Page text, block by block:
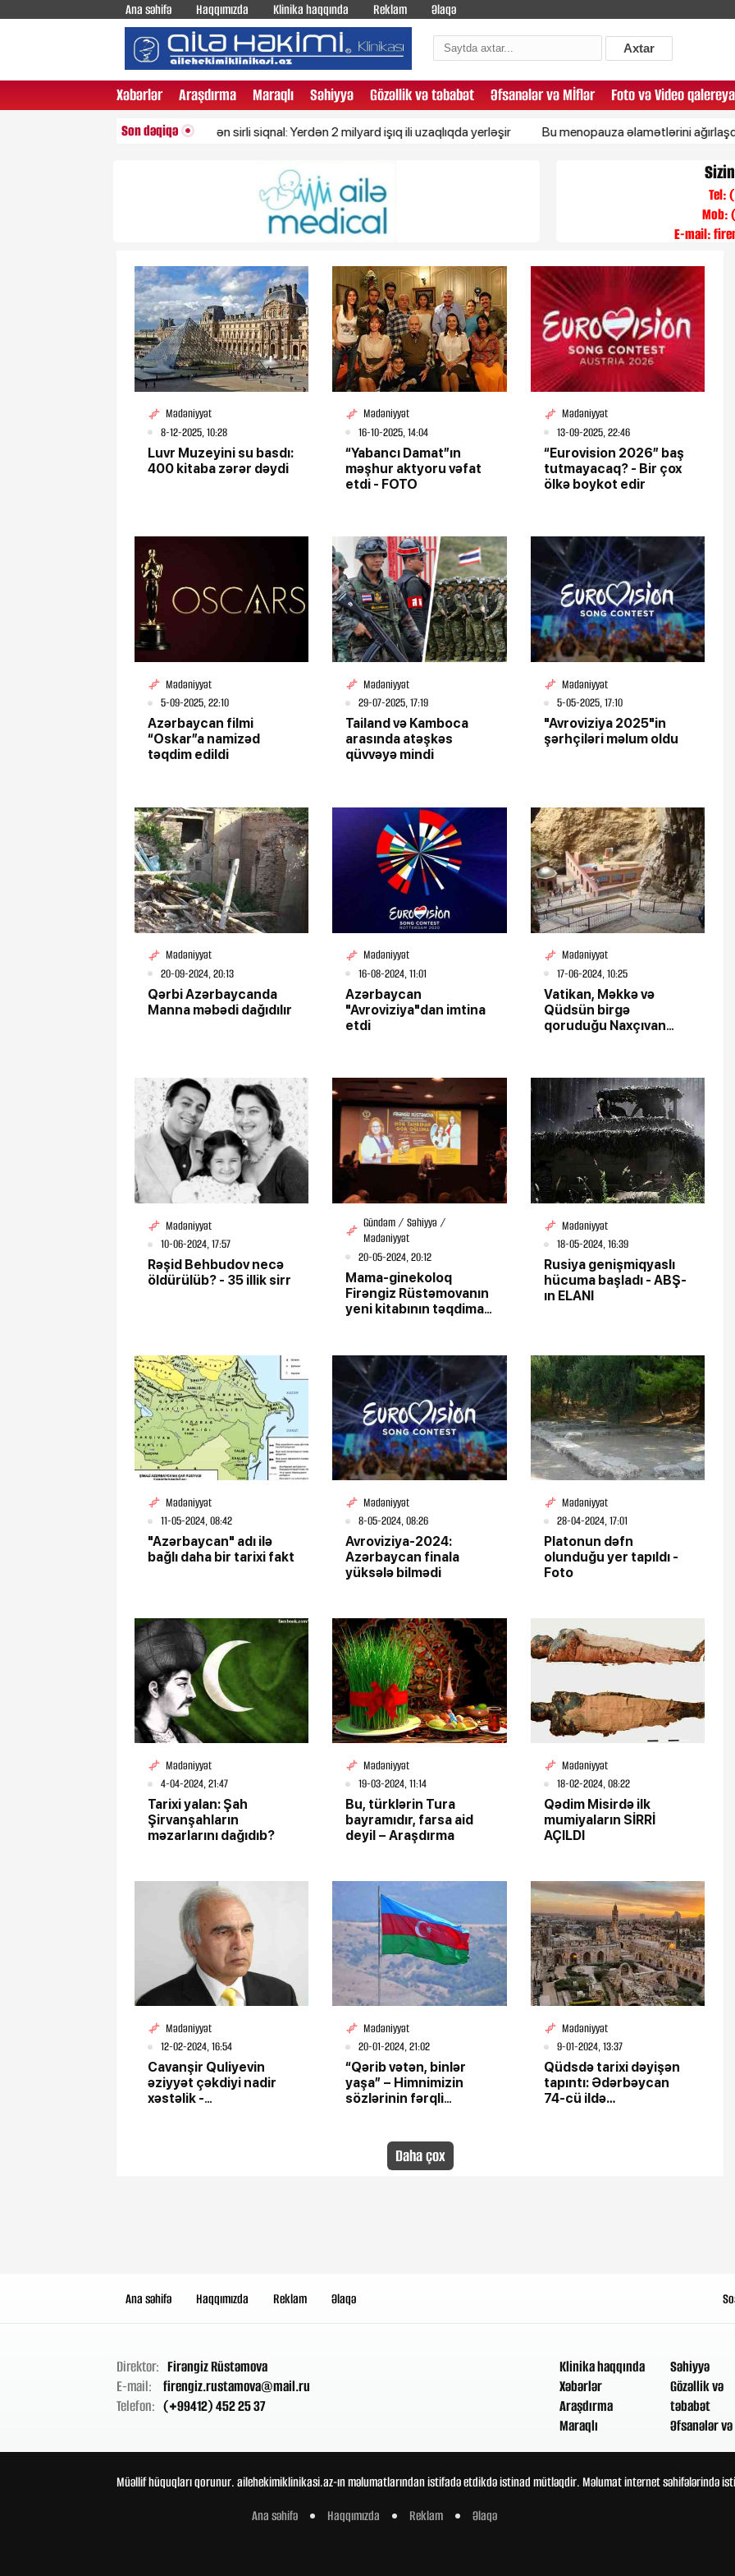
Ana səhifə Haqqımızda Klinika haqqında Reklam Əlaqə
Axtar
Xəbərlər Araşdırma Maraqlı Səhiyyə Gözəllik və təbabət Əfsanələr və Mİflər Foto və Video qalereya
Son dəqiqə
Ölü qalaktikadan gələn sirli siqnal: Yerdən 2 milyard işıq ili uzaqlıqda yerləşir Bu menopauza əlamətlərini ağırlaşdıra bilər
Tel:
Mob:
E-mail:
Mədəniyyət
8-12-2025, 10:28
Luvr Muzeyini su basdı:
400 kitaba zərər dəydi
Mədəniyyət
16-10-2025, 14:04
“Yabancı Damat”ın
məşhur aktyoru vəfat
etdi - FOTO
Mədəniyyət
13-09-2025, 22:46
“Eurovision 2026” baş
tutmayacaq? - Bir çox
ölkə boykot edir
Mədəniyyət
5-09-2025, 22:10
Azərbaycan filmi
“Oskar”a namizəd
təqdim edildi
Mədəniyyət
29-07-2025, 17:19
Tailand və Kamboca
arasında atəşkəs
qüvvəyə mindi
Mədəniyyət
5-05-2025, 17:10
"Avroviziya 2025"in
şərhçiləri məlum oldu
Mədəniyyət
20-09-2024, 20:13
Qərbi Azərbaycanda
Manna məbədi dağıdılır
Mədəniyyət
16-08-2024, 11:01
Azərbaycan
"Avroviziya"dan imtina
etdi
Mədəniyyət
17-06-2024, 10:25
Vatikan, Məkkə və
Qüdsün birgə
qoruduğu Naxçıvan
Mədəniyyət
10-06-2024, 17:57
Rəşid Behbudov necə
öldürülüb? - 35 illik sirr
Gündəm / Səhiyyə /
Mədəniyyət
20-05-2024, 20:12
Mama-ginekoloq
Firəngiz Rüstəmovanın
yeni kitabının təqdimatı
Mədəniyyət
18-05-2024, 16:39
Rusiya genişmiqyaslı
hücuma başladı - ABŞ-
ın ELANI
Mədəniyyət
11-05-2024, 08:42
"Azərbaycan" adı ilə
bağlı daha bir tarixi fakt
Mədəniyyət
8-05-2024, 08:26
Avroviziya-2024:
Azərbaycan finala
yüksələ bilmədi
Mədəniyyət
28-04-2024, 17:01
Platonun dəfn
olunduğu yer tapıldı -
Foto
Mədəniyyət
4-04-2024, 21:47
Tarixi yalan: Şah
Şirvanşahların
məzarlarını dağıdıb?
Mədəniyyət
19-03-2024, 11:14
Bu, türklərin Tura
bayramıdır, farsa aid
deyil – Araşdırma
Mədəniyyət
18-02-2024, 08:22
Qədim Misirdə ilk
mumiyaların SİRRİ
AÇILDI
Mədəniyyət
12-02-2024, 16:54
Cavanşir Quliyevin
əziyyət çəkdiyi nadir
xəstəlik -
Mədəniyyət
20-01-2024, 21:02
“Qərib vətən, binlər
yaşa” – Himnimizin
sözlərinin fərqli
Mədəniyyət
9-01-2024, 13:37
Qüdsdə tarixi dəyişən
tapıntı: Ədərbəycan
74-cü ildə…
Daha çox
İran və Ermənistan Zəngəzur
dəhlizinə alternativ yarada
Ölü qalaktikadan gələn sirli
siqnal: Yerdən 2 milyard işıq ili
Ana səhifə Haqqımızda Reklam Əlaqə
Direktor: Firəngiz Rüstəmova
E-mail:
firengiz.rustamova@mail.ru
Telefon: (+99412) 452 25 37
Klinika haqqında
Xəbərlər
Araşdırma
Maraqlı
Səhiyyə
Gözəllik və
təbabət
Əfsanələr
Müəllif hüquqları qorunur. ailehekimiklinikasi.az-ın məlumatlarından istifadə etdikdə istinad mütləqdir. Məlumat internet səhifələrində
Ana səhifə
Haqqımızda Reklam Əlaqə